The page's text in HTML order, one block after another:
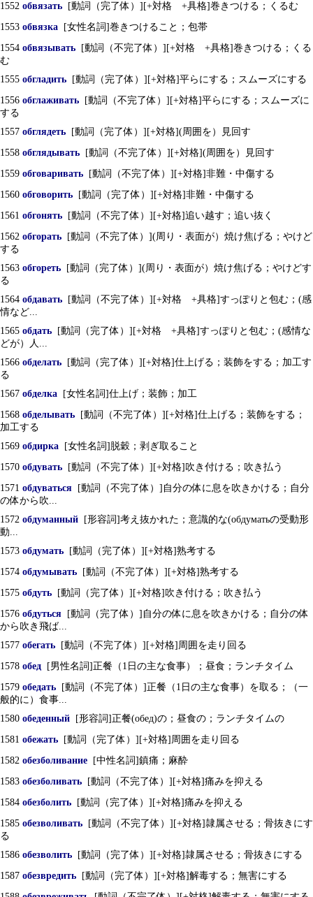
1552 обвязать [動詞（完了体）][+対格 +具格]巻きつける；くるむ
1553 обвязка [女性名詞]巻きつけること；包帯
1554 обвязывать [動詞（不完了体）][+対格 +具格]巻きつける；くる
む
1555 обгладить [動詞（完了体）][+対格]平らにする；スムーズにする
1556 обглаживать [動詞（不完了体）][+対格]平らにする；スムーズに
する
1557 обглядеть [動詞（完了体）][+対格](周囲を）見回す
1558 обглядывать [動詞（不完了体）][+対格](周囲を）見回す
1559 обговаривать [動詞（不完了体）][+対格]非難・中傷する
1560 обговорить [動詞（完了体）][+対格]非難・中傷する
1561 обгонять [動詞（不完了体）][+対格]追い越す；追い抜く
1562 обгорать [動詞（不完了体）](周り・表面が）焼け焦げる；やけど
する
1563 обгореть [動詞（完了体）](周り・表面が）焼け焦げる；やけどす
る
1564 обдавать [動詞（不完了体）][+対格 +具格]すっぽりと包む；(感
情など...
1565 обдать [動詞（完了体）][+対格 +具格]すっぽりと包む；(感情な
どが）人...
1566 обделать [動詞（完了体）][+対格]仕上げる；装飾をする；加工す
る
1567 обделка [女性名詞]仕上げ；装飾；加工
1568 обделывать [動詞（不完了体）][+対格]仕上げる；装飾をする；
加工する
1569 обдирка [女性名詞]脱穀；剥ぎ取ること
1570 обдувать [動詞（不完了体）][+対格]吹き付ける；吹き払う
1571 обдуваться [動詞（不完了体）]自分の体に息を吹きかける；自分
の体から吹...
1572 обдуманный [形容詞]考え抜かれた；意識的な(обдуматьの受動形
動...
1573 обдумать [動詞（完了体）][+対格]熟考する
1574 обдумывать [動詞（不完了体）][+対格]熟考する
1575 обдуть [動詞（完了体）][+対格]吹き付ける；吹き払う
1576 обдуться [動詞（完了体）]自分の体に息を吹きかける；自分の体
から吹き飛ば...
1577 обегать [動詞（不完了体）][+対格]周囲を走り回る
1578 обед [男性名詞]正餐（1日の主な食事）；昼食；ランチタイム
1579 обедать [動詞（不完了体）]正餐（1日の主な食事）を取る；（一
般的に）食事...
1580 обеденный [形容詞]正餐(обед)の；昼食の；ランチタイムの
1581 обежать [動詞（完了体）][+対格]周囲を走り回る
1582 обезболивание [中性名詞]鎮痛；麻酔
1583 обезболивать [動詞（不完了体）][+対格]痛みを抑える
1584 обезболить [動詞（完了体）][+対格]痛みを抑える
1585 обезволивать [動詞（不完了体）][+対格]隷属させる；骨抜きにす
る
1586 обезволить [動詞（完了体）][+対格]隷属させる；骨抜きにする
1587 обезвредить [動詞（完了体）][+対格]解毒する；無害にする